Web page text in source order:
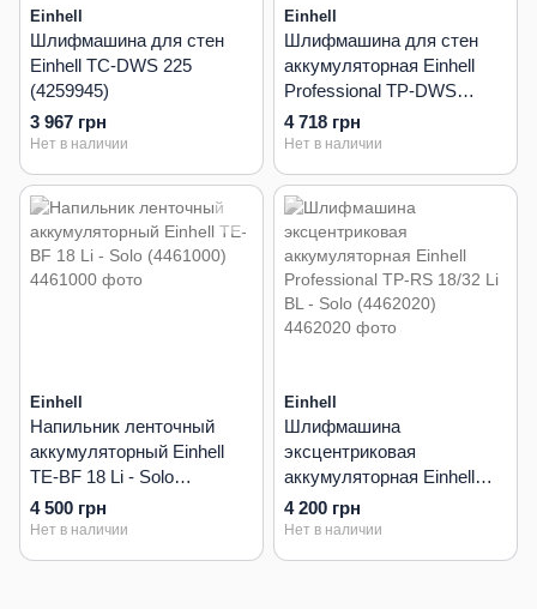
Einhell
Шлифмашина для стен
Einhell TC-DWS 225
(4259945)
3 967 грн
Нет в наличии
Einhell
Шлифмашина для стен
аккумуляторная Einhell
Professional TP-DWS
18/225 Li BL - Solo
(4259995)
4 718 грн
Нет в наличии
Einhell
Напильник ленточный
аккумуляторный Einhell
TE-BF 18 Li - Solo
(4461000)
4 500 грн
Нет в наличии
Einhell
Шлифмашина
эксцентриковая
аккумуляторная Einhell
Professional TP-RS 18/32 Li
BL - Solo (4462020)
4 200 грн
Нет в наличии